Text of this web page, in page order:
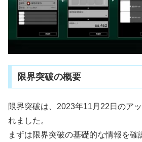
限界突破の概要
限界突破は、2023年11月22日のア
れました。
まずは限界突破の基礎的な情報を確